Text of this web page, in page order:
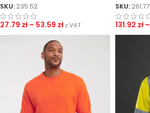
SKU: 235.52
27.79 zł – 53.59 zł z VAT
SKU: 261.77
131.92 zł –